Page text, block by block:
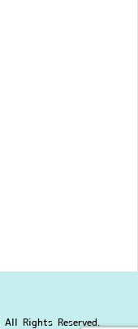
All Rights Reserved.